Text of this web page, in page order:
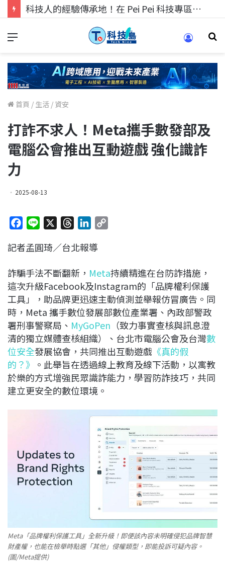
科技人的經驗傳承地！在 Pei Pei 科技專區，與學弟妹交流最硬核的技術
首頁 / 生活 / 資安
打詐不求人！Meta攜手數發部及
電腦公會推出互動遊戲 強化識詐
力
2025-08-13
c
b
o
o
k
n
r
a
d
s
n
e
d
I
n
L
i
n
k
記者孟圓琦／台北報導
詐騙手法不斷翻新， Meta持續精進在台防詐措施，
這次升級Facebook及Instagram的「品牌權利保護
工具」，助品牌更迅速主動偵測並舉報仿冒廣告。同
時，Meta 攜手數位發展部數位產業署、內政部警政
署刑事警察局、 MyGoPen （致力事實查核與訊息澄
清的獨立媒體查核組織）、台北市電腦公會及台灣數
位安全發展協會，共同推出互動遊戲 《真的假
的？》 。此舉旨在透過線上教育及線下活動，以寓教
於樂的方式增強民眾識詐能力，學習防詐技巧，共同
建立更安全的數位環境。
Meta「品牌權利保護工具」全新升級！即便該內容未明確侵犯品牌智慧
財產權，也能在檢舉時點選「其他」侵權類型，即能投訴可疑內容。
(圖/Meta提供)